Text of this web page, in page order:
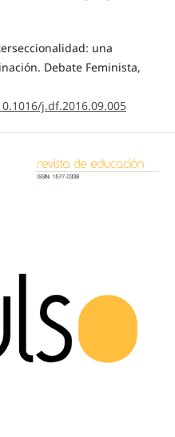
una
Debate Feminista,
j.df.2016.09.005